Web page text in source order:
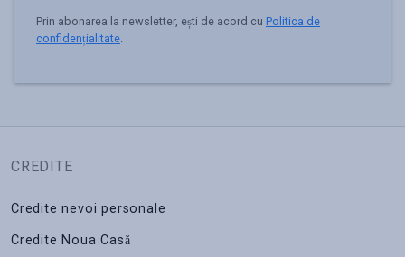
Prin abonarea la newsletter, ești de acord cu Politica de
confidențialitate.
CREDITE
Credite nevoi personale
Credite Noua Casă